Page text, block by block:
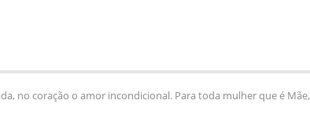
no coração o amor incondicional. Para toda mulher que é Mãe,